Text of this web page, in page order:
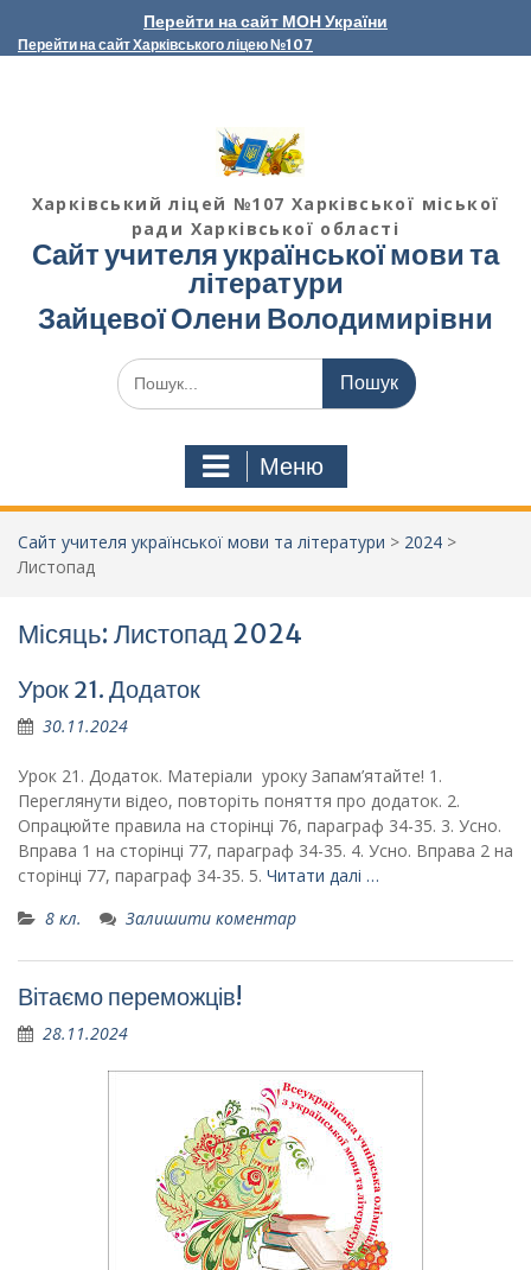
до
вмісту
Перейти на сайт МОН України
Перейти на сайт Харківського ліцею №107
Харківський ліцей №107 Харківської міської
ради Харківської області
Сайт учителя української мови та
літератури
Зайцевої Олени Володимирівни
Шукати:
Меню
Сайт учителя української мови та літератури > 2024 >
Листопад
Місяць: Листопад 2024
Урок 21. Додаток
30.11.2024
Урок 21. Додаток. Матеріали уроку Запам’ятайте! 1.
Переглянути відео, повторіть поняття про додаток. 2.
Опрацюйте правила на сторінці 76, параграф 34-35. 3. Усно.
Вправа 1 на сторінці 77, параграф 34-35. 4. Усно. Вправа 2 на
сторінці 77, параграф 34-35. 5. Читати далі …
8 кл.
Залишити коментар
Вітаємо переможців!
28.11.2024